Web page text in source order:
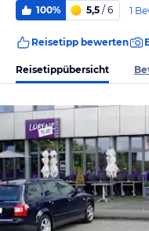
100% 5,5 / 6 1
Reisetipp bewerten
Reisetippübersicht